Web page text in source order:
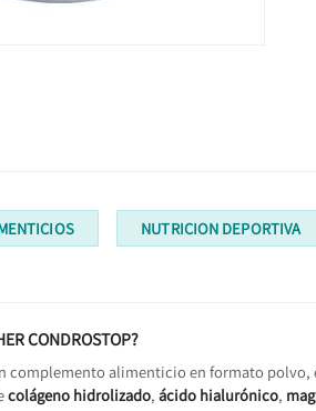
NUTRICION DEPORTIVA
CONDROSTOP?
complemento alimenticio en formato
colágeno hidrolizado, ácido hialurónico,